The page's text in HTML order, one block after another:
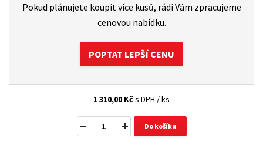
Pokud plánujete koupit více kusů, rádi Vám zpracujeme
cenovou nabídku.
POPTAT LEPŠÍ CENU
1 310,00 Kčs DPH / ks
Do košíku